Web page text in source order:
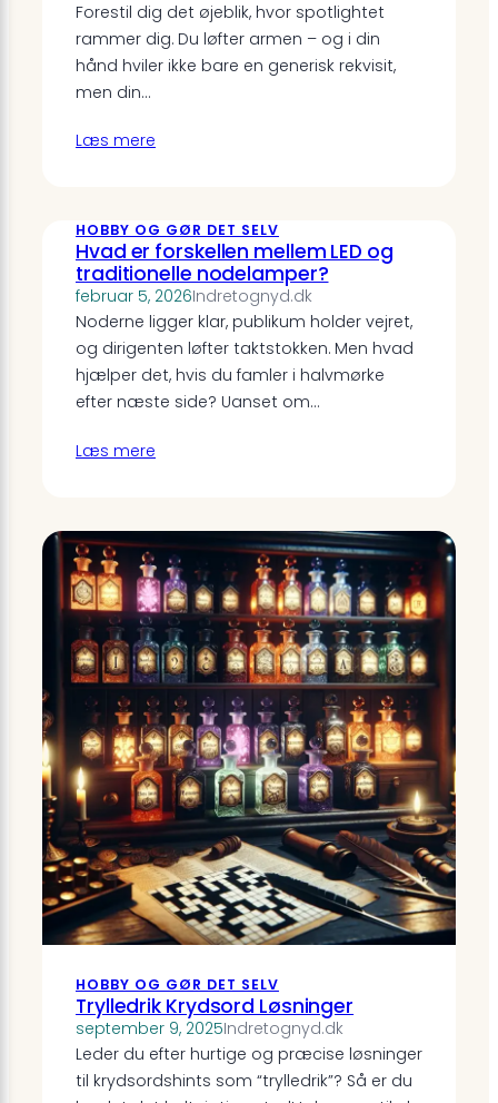
Forestil dig det øjeblik, hvor spotlightet
rammer dig. Du løfter armen – og i din
hånd hviler ikke bare en generisk rekvisit,
men din…
Læs mere
HOBBY OG GØR DET SELV
Hvad er forskellen mellem LED og
traditionelle nodelamper?
februar 5, 2026Indretognyd.dk
Noderne ligger klar, publikum holder vejret,
og dirigenten løfter taktstokken. Men hvad
hjælper det, hvis du famler i halvmørke
efter næste side? Uanset om…
Læs mere
HOBBY OG GØR DET SELV
Trylledrik Krydsord Løsninger
september 9, 2025Indretognyd.dk
Leder du efter hurtige og præcise løsninger
til krydsordshints som “trylledrik”? Så er du